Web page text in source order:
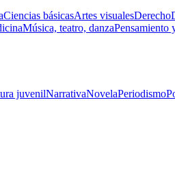
Ciencias básicasArtes visualesDerecho
Música, teatro, danzaPensamiento
juvenilNarrativaNovelaPeriodismo